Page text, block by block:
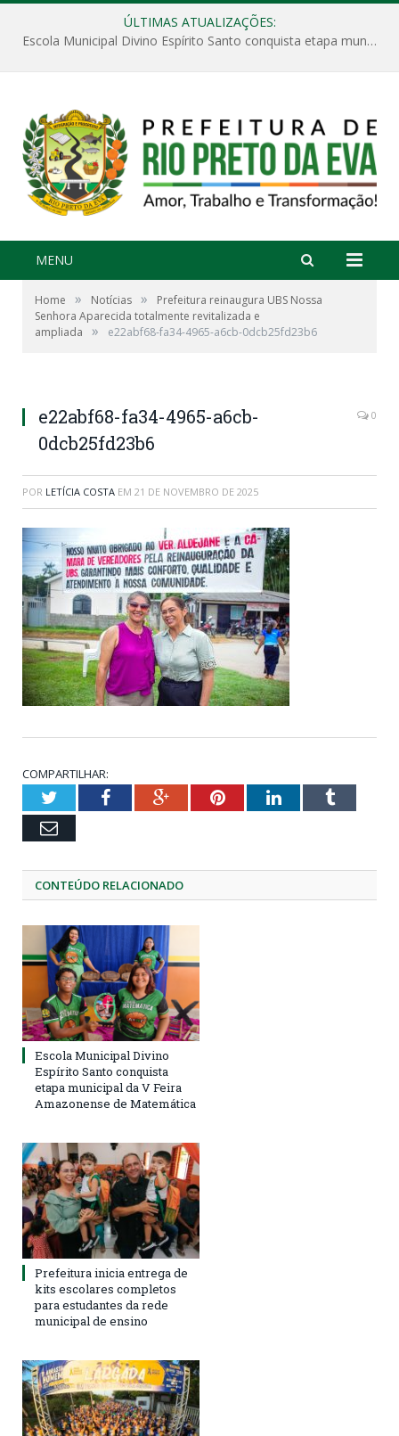
ÚLTIMAS ATUALIZAÇÕES:
Escola Municipal Divino Espírito Santo conquista etapa municipal da V Feira Amazonense de Matemática
MENU
Home » Notícias »
Prefeitura reinaugura UBS Nossa
Senhora Aparecida totalmente revitalizada e
ampliada
» e22abf68-fa34-4965-a6cb-0dcb25fd23b6
e22abf68-fa34-4965-a6cb-
0dcb25fd23b6
0
POR LETÍCIA COSTA EM 21 DE NOVEMBRO DE 2025
COMPARTILHAR:
TwitterFacebookGoogle+PinterestLinkedInTumblr
Email
CONTEÚDO RELACIONADO
Escola Municipal Divino
Espírito Santo conquista
etapa municipal da V Feira
Amazonense de Matemática
Prefeitura inicia entrega de
kits escolares completos
para estudantes da rede
municipal de ensino